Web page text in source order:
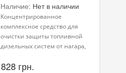
Наличие: Нет в наличии
Концентрированное
комплексное средство для
очистки защиты топливной
дизельных систем от нагара,
828 грн.